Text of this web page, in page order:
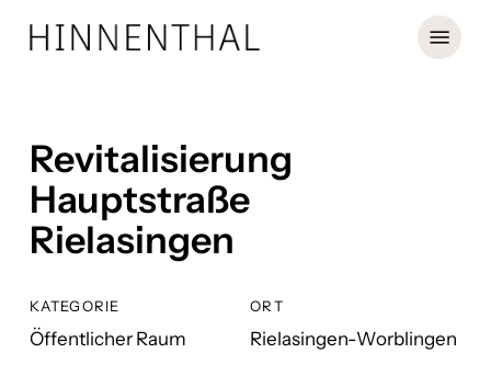
Menu
Revitalisierung
Hauptstraße
Rielasingen
KATEGORIE
Öffentlicher Raum
ORT
Rielasingen-Worblingen